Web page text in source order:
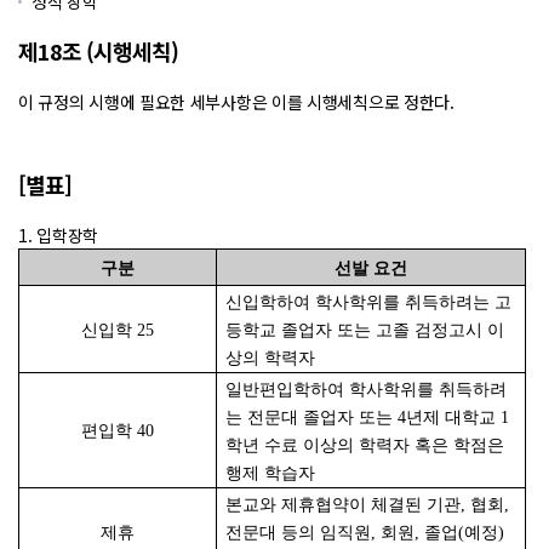
제18조 (시행세칙)
이 규정의 시행에 필요한 세부사항은 이를 시행세칙으로 정한다.
[별표]
1. 입학장학
구분 선발 요건
신입학 25
신입학하여 학사학위를 취득하려는 고
등학교 졸업자 또는 고졸 검정고시 이
상의 학력자
편입학 40
일반편입학하여 학사학위를 취득하려
는 전문대 졸업자 또는 4년제 대학교 1
학년 수료 이상의 학력자 혹은 학점은
행제 학습자
제휴
본교와 제휴협약이 체결된 기관, 협회,
전문대 등의 임직원, 회원, 졸업(예정)